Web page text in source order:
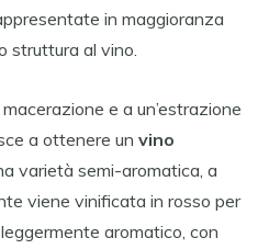
in maggioranza
struttura al vino.
e a un’estrazione
a ottenere un vino
varietà semi-aromatica, a
viene vinificata in rosso per
aromatico, con